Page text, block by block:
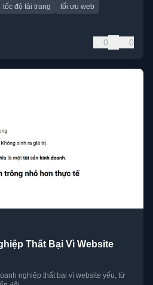
tốc độ tải trang
tối ưu web
0 0
Thất Bại Vì Website
nghiệp thất bại vì website yếu, từ